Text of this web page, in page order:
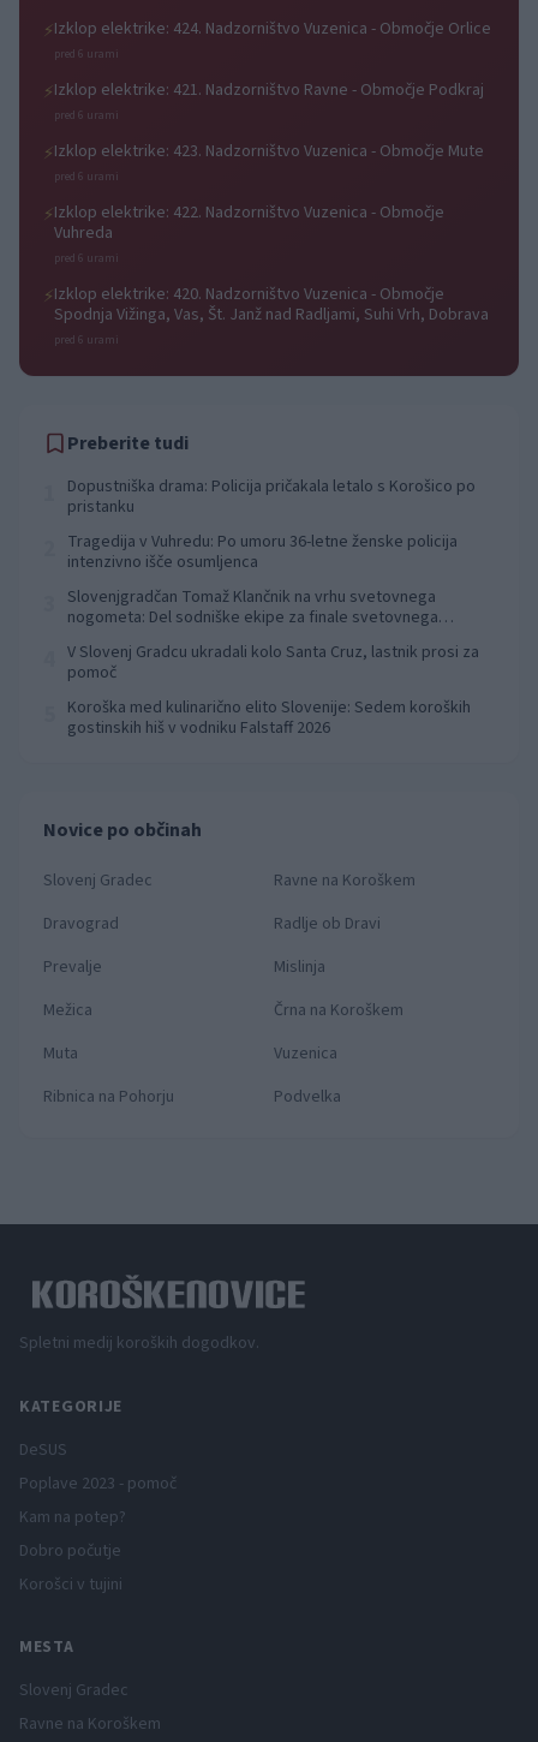
⚡Izklop elektrike: 424. Nadzorništvo Vuzenica - Območje Orlice
pred 6 urami
⚡Izklop elektrike: 421. Nadzorništvo Ravne - Območje Podkraj
pred 6 urami
⚡Izklop elektrike: 423. Nadzorništvo Vuzenica - Območje Mute
pred 6 urami
⚡Izklop elektrike: 422. Nadzorništvo Vuzenica - Območje
Vuhreda
pred 6 urami
⚡Izklop elektrike: 420. Nadzorništvo Vuzenica - Območje
Spodnja Vižinga, Vas, Št. Janž nad Radljami, Suhi Vrh, Dobrava
pred 6 urami
Preberite tudi
Dopustniška drama: Policija pričakala letalo s Korošico po
pristanku
Tragedija v Vuhredu: Po umoru 36-letne ženske policija
intenzivno išče osumljenca
Slovenjgradčan Tomaž Klančnik na vrhu svetovnega
nogometa: Del sodniške ekipe za finale svetovnega
V Slovenj Gradcu ukradali kolo Santa Cruz, lastnik prosi za
pomoč
Koroška med kulinarično elito Slovenije: Sedem koroških
gostinskih hiš v vodniku Falstaff 2026
Novice po občinah
Slovenj Gradec
Ravne na Koroškem
Dravograd
Radlje ob Dravi
Prevalje
Mislinja
Mežica
Črna na Koroškem
Muta
Vuzenica
Ribnica na Pohorju
Podvelka
Spletni medij koroških dogodkov.
KATEGORIJE
DeSUS
Poplave 2023 - pomoč
Kam na potep?
Dobro počutje
Korošci v tujini
MESTA
Slovenj Gradec
Ravne na Koroškem